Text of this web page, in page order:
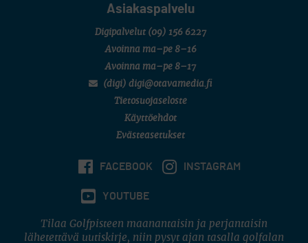
Asiakaspalvelu
Digipalvelut (09) 156 6227
Avoinna ma–pe 8–16
Avoinna ma–pe 8–17
(digi) digi@otavamedia.fi
Tietosuojaseloste
Käyttöehdot
Evästeasetukset
FACEBOOK INSTAGRAM
YOUTUBE
Tilaa Golfpisteen maanantaisin ja perjantaisin
lähetettävä uutiskirje, niin pysyt ajan tasalla golfalan